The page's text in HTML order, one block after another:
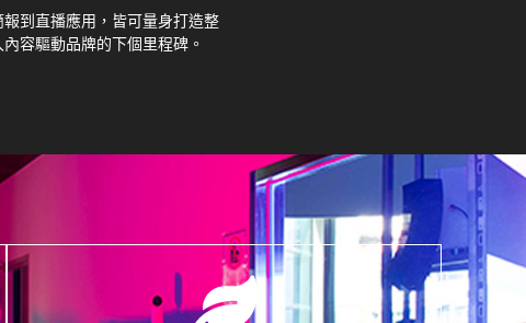
到直播應用，皆可量身打造整
容驅動品牌的下個里程碑。